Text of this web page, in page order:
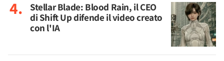
Stellar Blade: Blood Rain, il CEO
di Shift Up difende il video creato
con l'IA